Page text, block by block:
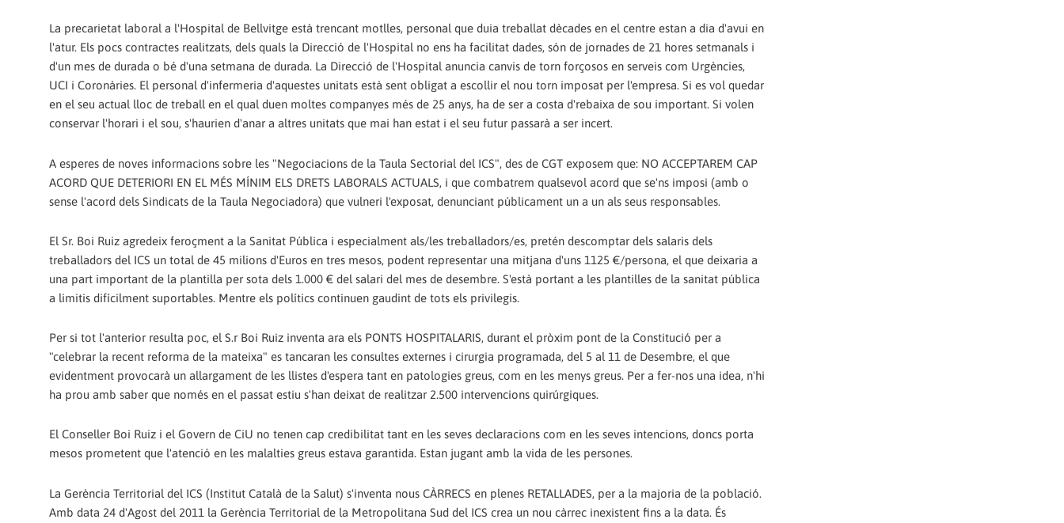
La precarietat laboral a l'Hospital de Bellvitge està trencant motlles, personal que duia treballat dècades en el centre estan a dia d'avui en
l'atur. Els pocs contractes realitzats, dels quals la Direcció de l'Hospital no ens ha facilitat dades, són de jornades de 21 hores setmanals i
d'un mes de durada o bé d'una setmana de durada. La Direcció de l'Hospital anuncia canvis de torn forçosos en serveis com Urgències,
UCI i Coronàries. El personal d'infermeria d'aquestes unitats està sent obligat a escollir el nou torn imposat per l'empresa. Si es vol quedar
en el seu actual lloc de treball en el qual duen moltes companyes més de 25 anys, ha de ser a costa d'rebaixa de sou important. Si volen
conservar l'horari i el sou, s'haurien d'anar a altres unitats que mai han estat i el seu futur passarà a ser incert.
A esperes de noves informacions sobre les "Negociacions de la Taula Sectorial del ICS", des de CGT exposem que: NO ACCEPTAREM CAP
ACORD QUE DETERIORI EN EL MÉS MÍNIM ELS DRETS LABORALS ACTUALS, i que combatrem qualsevol acord que se'ns imposi (amb o
sense l'acord dels Sindicats de la Taula Negociadora) que vulneri l'exposat, denunciant públicament un a un als seus responsables.
El Sr. Boi Ruiz agredeix feroçment a la Sanitat Pública i especialment als/les treballadors/es, pretén descomptar dels salaris dels
treballadors del ICS un total de 45 milions d'Euros en tres mesos, podent representar una mitjana d'uns 1125 €/persona, el que deixaria a
una part important de la plantilla per sota dels 1.000 € del salari del mes de desembre. S'està portant a les plantilles de la sanitat pública
a limitis difícilment suportables. Mentre els polítics continuen gaudint de tots els privilegis.
Per si tot l'anterior resulta poc, el S.r Boi Ruiz inventa ara els PONTS HOSPITALARIS, durant el pròxim pont de la Constitució per a
"celebrar la recent reforma de la mateixa" es tancaran les consultes externes i cirurgia programada, del 5 al 11 de Desembre, el que
evidentment provocarà un allargament de les llistes d'espera tant en patologies greus, com en les menys greus. Per a fer-nos una idea, n'hi
ha prou amb saber que només en el passat estiu s'han deixat de realitzar 2.500 intervencions quirúrgiques.
El Conseller Boi Ruiz i el Govern de CiU no tenen cap credibilitat tant en les seves declaracions com en les seves intencions, doncs porta
mesos prometent que l'atenció en les malalties greus estava garantida. Estan jugant amb la vida de les persones.
La Gerència Territorial del ICS (Institut Català de la Salut) s'inventa nous CÀRRECS en plenes RETALLADES, per a la majoria de la població.
Amb data 24 d'Agost del 2011 la Gerència Territorial de la Metropolitana Sud del ICS crea un nou càrrec inexistent fins a la data. És